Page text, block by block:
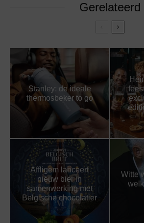
Gerelateerd
Stanley: de ideale
thermosbeker to go
Affligem lanceert
nieuw bier in
samenwerking met
Belgische chocolatier
Witte